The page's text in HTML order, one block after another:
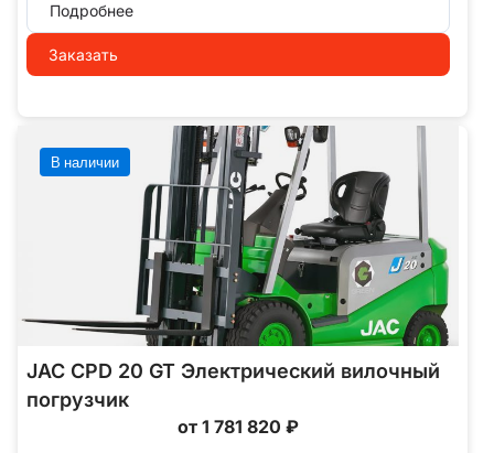
Подробнее
Заказать
В наличии
JAC CPD 20 GT Электрический вилочный
погрузчик
от 1 781 820 ₽